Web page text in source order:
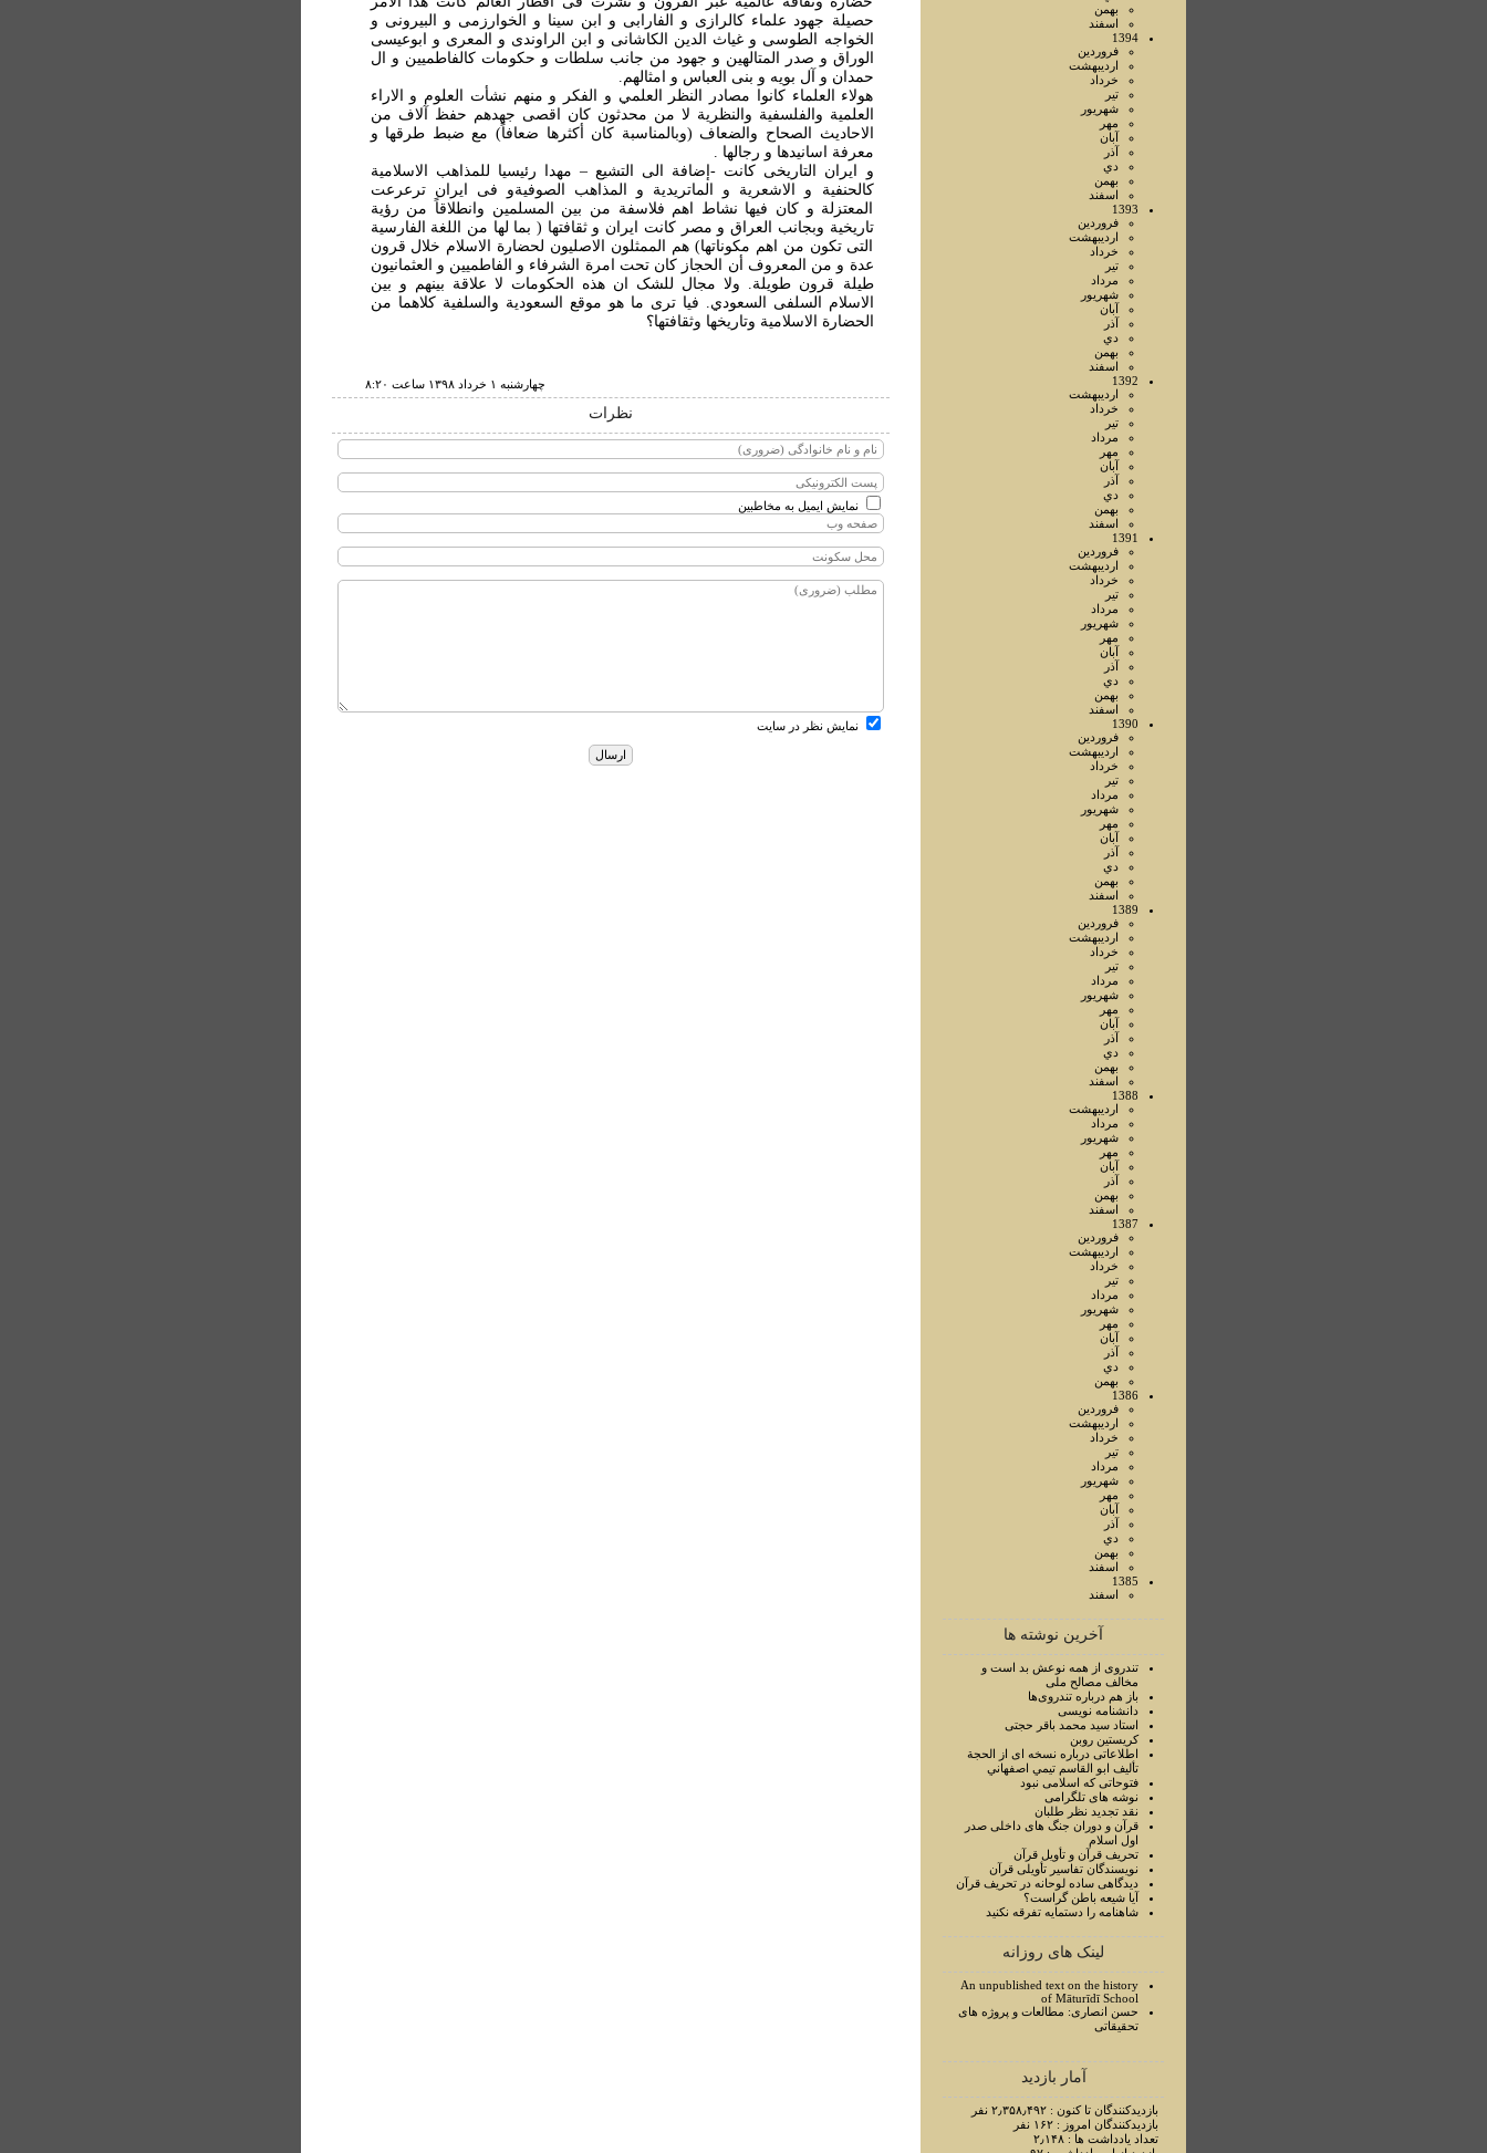
بهمن
اسفند
1394
فروردين
ارديبهشت
خرداد
تير
شهريور
مهر
آبان
آذر
دي
بهمن
اسفند
1393
فروردين
ارديبهشت
خرداد
تير
مرداد
شهريور
آبان
آذر
دي
بهمن
اسفند
1392
ارديبهشت
خرداد
تير
مرداد
مهر
آبان
آذر
دي
بهمن
اسفند
1391
فروردين
ارديبهشت
خرداد
تير
مرداد
شهريور
مهر
آبان
آذر
دي
بهمن
اسفند
1390
فروردين
ارديبهشت
خرداد
تير
مرداد
شهريور
مهر
آبان
آذر
دي
بهمن
اسفند
1389
فروردين
ارديبهشت
خرداد
تير
مرداد
شهريور
مهر
آبان
آذر
دي
بهمن
اسفند
1388
ارديبهشت
مرداد
شهريور
مهر
آبان
آذر
بهمن
اسفند
1387
فروردين
ارديبهشت
خرداد
تير
مرداد
شهريور
مهر
آبان
آذر
دي
بهمن
1386
فروردين
ارديبهشت
خرداد
تير
مرداد
شهريور
مهر
آبان
آذر
دي
بهمن
اسفند
1385
اسفند
آخرین نوشته ها
تندروی از همه نوعش بد است و
مخالف مصالح ملی
باز هم درباره تندروی‌ها
دانشنامه نویسی
استاد سيد محمد باقر حجتی
کریستین روبن
اطلاعاتی درباره نسخه ای از الحجة
تأليف ابو القاسم تيمي اصفهاني
فتوحاتی که اسلامی نبود
نوشه های تلگرامی
نقد تجدید نظر طلبان
قرآن و دوران جنگ های داخلی صدر
اول اسلام
تحريف قرآن و تأويل قرآن
نويسندگان تفاسير تأويلی قرآن
ديدگاهی ساده لوحانه در تحريف قرآن
آيا شيعه باطن گراست؟
شاهنامه را دستمايه تفرقه نکنيد
لینک های روزانه
An unpublished text on the history
of Māturīdī School
حسن انصاری: مطالعات و پروژه های
تحقیقاتی
آمار بازدید
بازدیدکنندگان تا کنون : ۲٫۳۵۸٫۴۹۲ نفر
بازدیدکنندگان امروز : ۱۶۲ نفر
تعداد یادداشت ها : ۲٫۱۴۸
حصیلة جهود علماء کالرازی و الفارابی و ابن سینا و الخوارزمی و البیرونی و
الخواجه الطوسی و غیاث الدین الکاشانی و ابن الراوندی و المعری و ابوعیسی
الوراق و صدر المتالهین و جهود من جانب سلطات و حکومات کالفاطمیین و ال
حمدان و آل بویه و بنی العباس و امثالهم.
هولاء العلماء کانوا مصادر النظر العلمي و الفکر و منهم نشأت العلوم و الاراء
العلمية والفلسفية والنظرية لا من محدثون کان اقصی جهدهم حفظ آلاف من
الاحادیث الصحاح والضعاف (وبالمناسبة کان أکثرها ضعافاً) مع ضبط طرقها و
معرفة اسانیدها و رجالها .
و ایران التاریخی کانت -إضافة الی التشیع – مهدا رئیسیا للمذاهب الاسلامیة
کالحنفیة و الاشعریة و الماتریدیة و المذاهب الصوفيةو فی ایران ترعرعت
المعتزلة و کان فیها نشاط اهم فلاسفة من بين المسلمين وانطلاقاً من رؤية
تاریخیة وبجانب العراق و مصر کانت ایران و ثقافتها ( بما لها من اللغة ‌الفارسیة
التی تکون من اهم مکوناتها) هم الممثلون الاصلیون لحضارة الاسلام خلال قرون
عدة و من المعروف أن الحجاز کان تحت امرة الشرفاء و الفاطمیین و العثمانیون
طیلة قرون طویلة. ولا مجال للشک ان هذه الحکومات لا علاقة بینهم و بین
الاسلام السلفی السعودي. فيا تری ما هو موقع السعودية والسلفية کلاهما من
الحضارة الاسلامية وتاريخها وثقافتها؟
چهارشنبه ۱ خرداد ۱۳۹۸ ساعت ۸:۲۰
نظرات
نمایش ایمیل به مخاطبین
نمایش نظر در سایت